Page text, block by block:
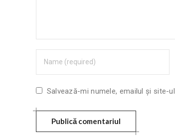
Salvează-mi numele, emailul și site-